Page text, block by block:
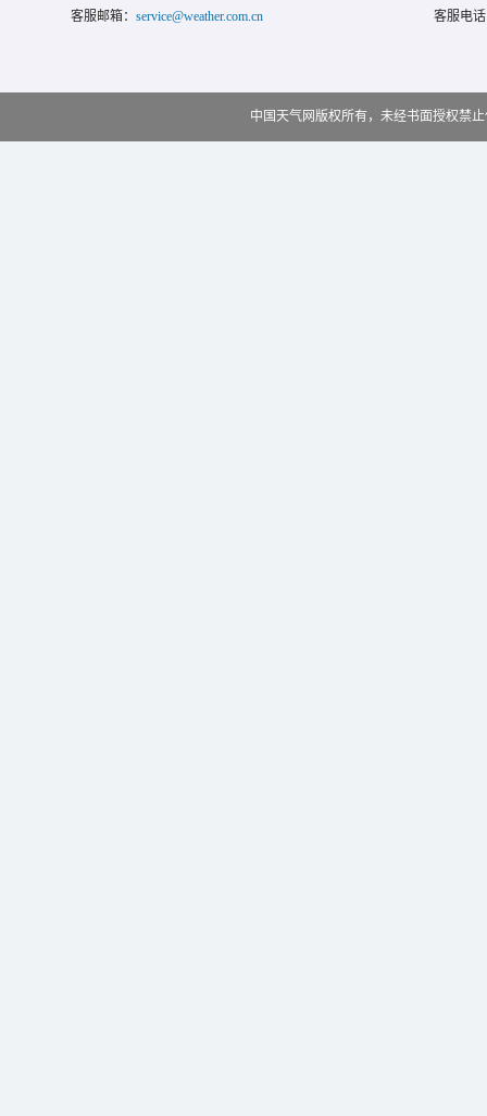
客服邮箱： service@weather.com.cn 客服电
中国天气网版权所有，未经书面授权